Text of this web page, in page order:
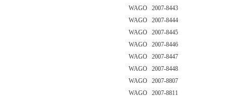
WAGO 2007-8443
WAGO 2007-8444
WAGO 2007-8445
WAGO 2007-8446
WAGO 2007-8447
WAGO 2007-8448
WAGO 2007-8807
WAGO 2007-8811